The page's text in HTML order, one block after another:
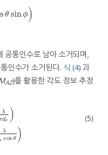
θ sinϕ)
공통인수로 남아 소거되며,
인수가 소거된다. 식 (4)과
AZ)를 활용한 각도 정보 추정
λ
de )
λ
cos θ )
tan− 1M
(5)